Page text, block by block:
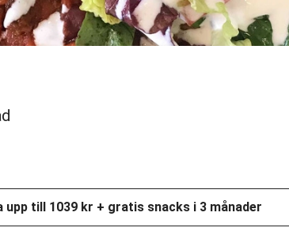
upp till 1039 kr + gratis snacks i 3 månader